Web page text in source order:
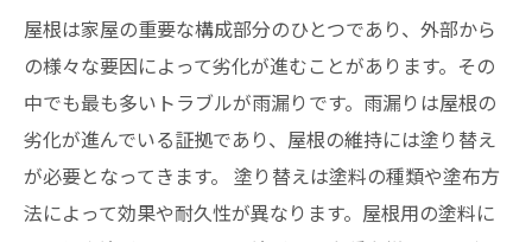
屋根は家屋の重要な構成部分のひとつであり、外部から
の様々な要因によって劣化が進むことがあります。その
中でも最も多いトラブルが雨漏りです。雨漏りは屋根の
劣化が進んでいる証拠であり、屋根の維持には塗り替え
が必要となってきます。 塗り替えは塗料の種類や塗布方
法によって効果や耐久性が異なります。屋根用の塗料に